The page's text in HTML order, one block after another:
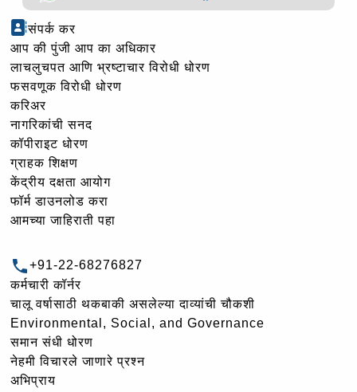
संपर्क कर
आप की पुंजी आप का अधिकार
लाचलुचपत आणि भ्रष्टाचार विरोधी धोरण
फसवणूक विरोधी धोरण
करिअर
नागरिकांची सनद
कॉपीराइट धोरण
ग्राहक शिक्षण
केंद्रीय दक्षता आयोग
फॉर्म डाउनलोड करा
आमच्या जाहिराती पहा
+91-22-68276827
कर्मचारी कॉर्नर
चालू वर्षासाठी थकबाकी असलेल्या दाव्यांची चौकशी
Environmental, Social, and Governance
समान संधी धोरण
नेहमी विचारले जाणारे प्रश्न
अभिप्राय